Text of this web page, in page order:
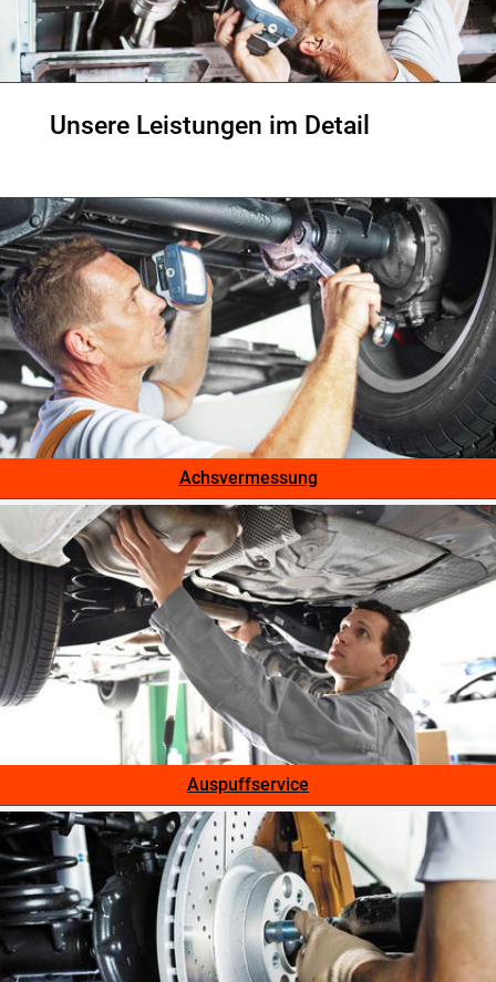
Unsere Leistungen im Detail
Achsvermessung
Auspuffservice